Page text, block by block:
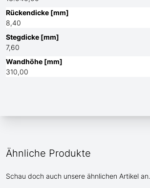
Rückendicke [mm]
8,40
Stegdicke [mm]
7,60
Wandhöhe [mm]
310,00
Ähnliche Produkte
Schau doch auch unsere ähnlichen Artikel an.